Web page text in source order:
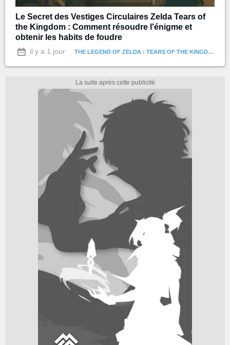
Le Secret des Vestiges Circulaires Zelda Tears of
the Kingdom : Comment résoudre l'énigme et
obtenir les habits de foudre
il y a 1 jour THE LEGEND OF ZELDA : TEARS OF THE KINGDOM